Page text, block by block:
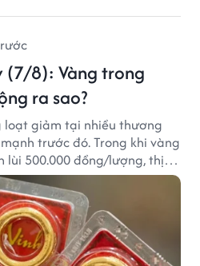
(7/8): Vàng trong
ra sao?
loạt giảm tại nhiều thương
trước đó. Trong khi vàng
lùi 500.000 đồng/lượng, thị
giá cao, với sự chênh
nghiệp.